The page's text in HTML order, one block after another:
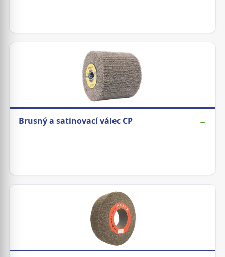
Brusný a satinovací válec CP →